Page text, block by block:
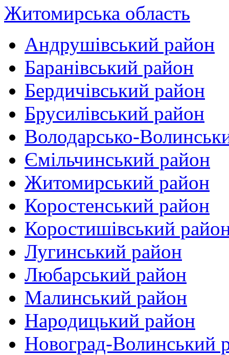
Житомирська область
Андрушівський район
Баранівський район
Бердичівський район
Брусилівський район
Володарсько-
Ємільчинський район
Житомирський район
Коростенський район
Коростишівський
Лугинський район
Любарський район
Малинський район
Народицький район
Новоград-Волинський